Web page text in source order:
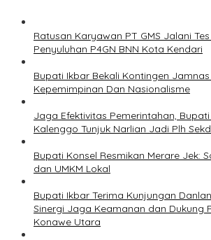
Ratusan Karyawan PT GMS Jalani
Penyuluhan P4GN BNN Kota Kendari
Bupati Ikbar Bekali Kontingen Jamnas
Kepemimpinan Dan Nasionalisme
Jaga Efektivitas Pemerintahan,
Kalenggo Tunjuk Narlian Jadi Plh
Bupati Konsel Resmikan Merare Jek:
dan UMKM Lokal
Bupati Ikbar Terima Kunjungan
Sinergi Jaga Keamanan dan Dukung
Konawe Utara